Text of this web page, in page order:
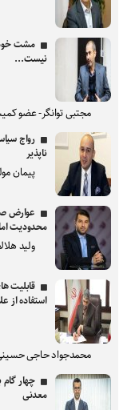
مشت
نیست...
مجتبی توانگر- عضو
رواج
ناپذیر
پیمان
عوارض
محدودیت
ولید
قابلیت
استفاده از
محمدجواد حاجی
چهار
معدنی